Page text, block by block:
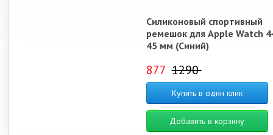
Силиконовый спортивный
ремешок для Apple Watch
45 мм (Синий)
877 1290
Купить в один клик
Добавить в корзину